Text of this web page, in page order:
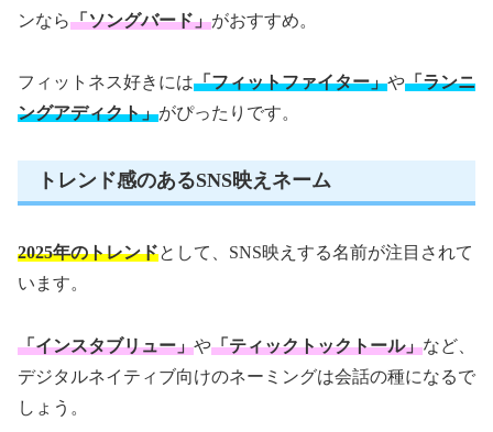
ンなら「ソングバード」がおすすめ。
フィットネス好きには「フィットファイター」や「ランニ
ングアディクト」がぴったりです。
トレンド感のあるSNS映えネーム
2025年のトレンドとして、SNS映えする名前が注目されて
います。
「インスタブリュー」や「ティックトックトール」など、
デジタルネイティブ向けのネーミングは会話の種になるで
しょう。